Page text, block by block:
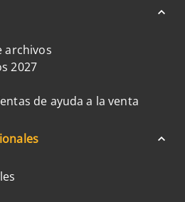
archivos
2027
de ayuda a la venta